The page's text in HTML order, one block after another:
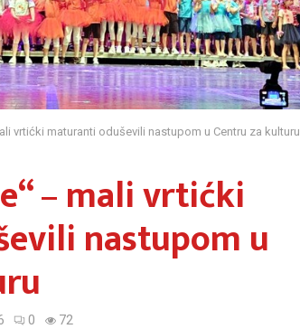
vrtićki maturanti oduševili nastupom u Centru za kulturu
– mali vrtićki
nastupom u
0 72